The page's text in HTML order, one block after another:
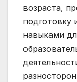
возраста,
подготовку
навыками